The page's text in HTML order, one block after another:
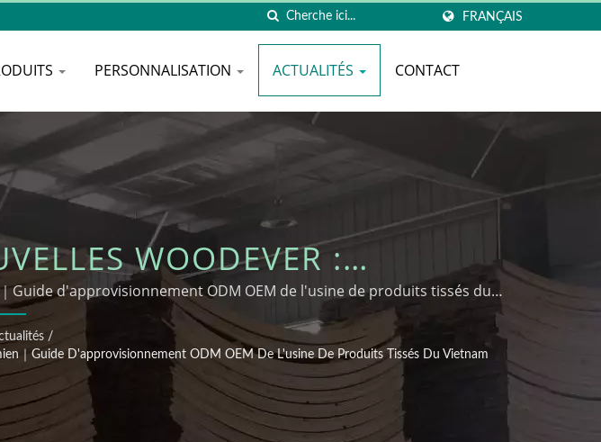
FRANÇAIS
PERSONNALISATION ACTUALITÉS CONTACT
WOODEVER :
TISSÉS 2025 – SOLUTIONS
VIETNAMIEN｜GUIDE
DE L'USINE DE PRODUITS
d'approvisionnement ODM OEM de l'usine de produits tissés du
/
｜Guide D'approvisionnement ODM OEM De L'usine De Produits Tissés Du Vietnam